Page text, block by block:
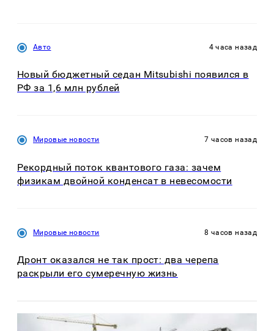
Авто 4 часа назад
Новый бюджетный седан Mitsubishi появился в
РФ за 1,6 млн рублей
Мировые новости 7 часов назад
Рекордный поток квантового газа: зачем
физикам двойной конденсат в невесомости
Мировые новости 8 часов назад
Дронт оказался не так прост: два черепа
раскрыли его сумеречную жизнь